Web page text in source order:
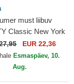
must liibuv
Classic New York
MLB New Era
EUR 22,36
Esmaspäev, 10.
Aug.